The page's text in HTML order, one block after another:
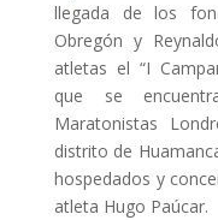
llegada de los
Obregón y
atletas el “I
que se
Maratonistas
distrito de
hospedados y
atleta Hugo Paúcar.